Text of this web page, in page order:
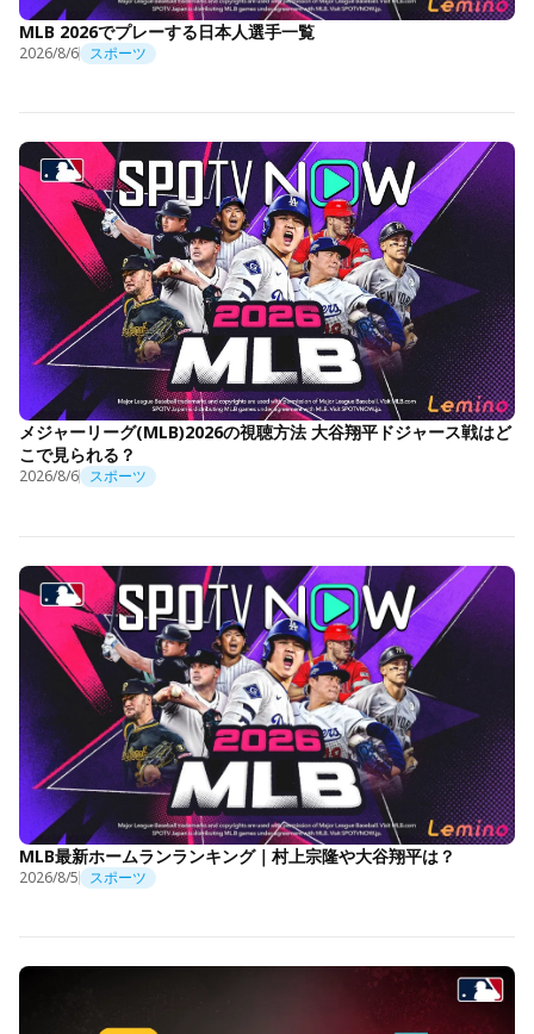
MLB 2026でプレーする日本人選手一覧
2026/8/6 スポーツ
メジャーリーグ(MLB)2026の視聴方法 大谷翔平ドジャース戦はど
こで見られる？
2026/8/6 スポーツ
MLB最新ホームランランキング｜村上宗隆や大谷翔平は？
2026/8/5 スポーツ